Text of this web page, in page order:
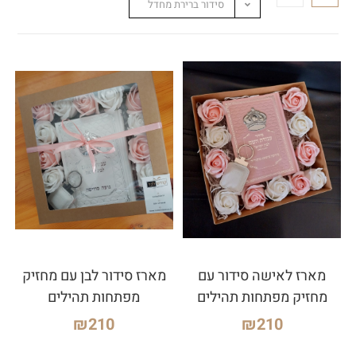
סידור ברירת מחדל
מארז לאישה סידור עם
מחזיק מפתחות תהילים
₪210
מארז סידור לבן עם מחזיק
מפתחות תהילים
₪210